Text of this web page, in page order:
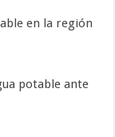
en la región
potable ante